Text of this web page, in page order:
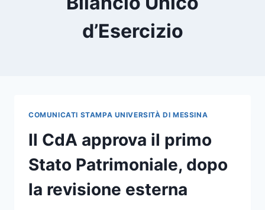
d’Esercizio
COMUNICATI STAMPA UNIVERSITÀ DI MESSINA
Il CdA approva il primo
Stato Patrimoniale, dopo
la revisione esterna